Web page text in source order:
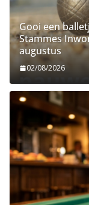
Gooi een
Stammes
augustus
02/08/2026